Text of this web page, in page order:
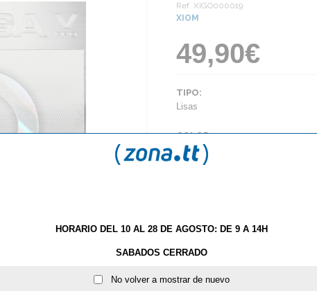
Ref. XIGO000019
XIOM
49,90€
TIPO:
Lisas
COLOR:
Negro
HORARIO DEL 10 AL 28 DE AGOSTO: DE 9 A 14H
SABADOS CERRADO
No volver a mostrar de nuevo